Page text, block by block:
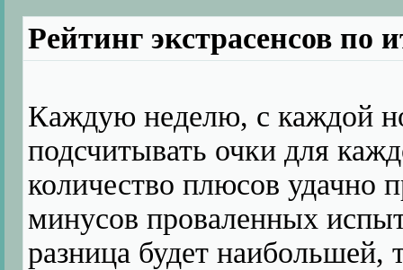
Рейтинг экстрасенсов по
Каждую неделю, с каждой
подсчитывать очки для
количество плюсов удачно
минусов проваленных
разница будет наибольшей,